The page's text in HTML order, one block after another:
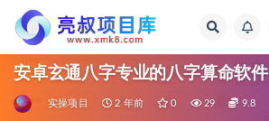
安卓玄通八字专业的八字算命软件
实操项目 2 年前 0 29 9.8